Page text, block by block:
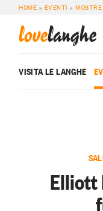
HOME » EVENTI »MOSTRE
lovelanghe
VISITA LE LANGHE
Elliott